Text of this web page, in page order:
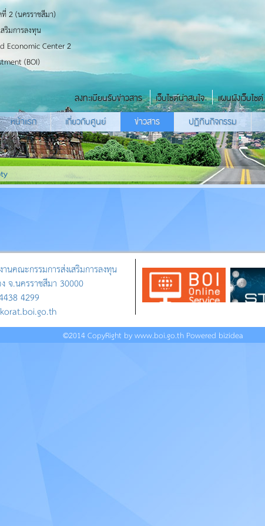
2 (นครราชสีมา)
ริมการลงทุน
Economic Center 2
(BOI)
ลงทะเบียนรับข่าวสาร เว็บไซต์น่าสนใจ แผนผังเว็บไซต์
หน้าแรก
เกี่ยวกับศูนย์ ข่าวสาร ปฏิทินกิจกรรม
นคณะกรรมการส่งเสริมการลงทุน
จ.นครราชสีมา 30000
4299
©2014 CopyRight by www.boi.go.th Powered bizidea